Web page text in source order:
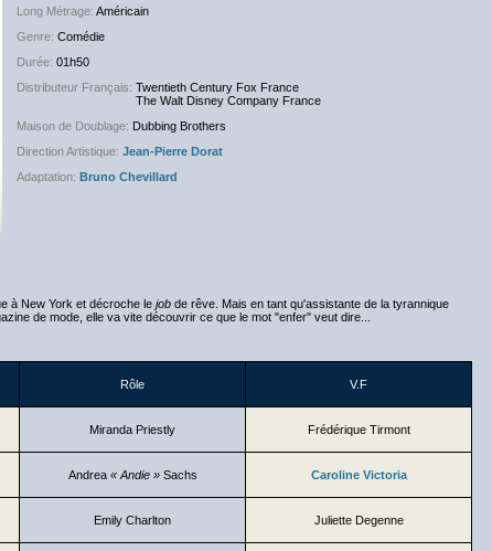
Long Métrage: Américain
Genre: Comédie
Durée: 01h50
Distributeur Français: Twentieth Century Fox France
The Walt Disney Company France
Maison de Doublage: Dubbing Brothers
Direction Artistique: Jean-Pierre Dorat
Adaptation: Bruno Chevillard
à New York et décroche le job de rêve. Mais en tant qu'assistante de la tyrannique
de mode, elle va vite découvrir ce que le mot "enfer" veut dire...
Rôle V.F
Miranda Priestly Frédérique Tirmont
Andrea « Andie » Sachs Caroline Victoria
Emily Charlton Juliette Degenne